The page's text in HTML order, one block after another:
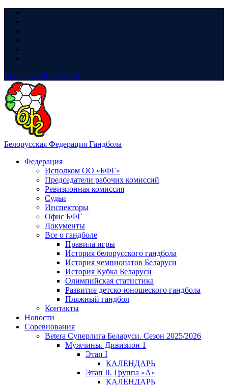
LIVE ТРАНСЛЯЦИЯ
Белорусская Федерация Гандбола
Федерация
Исполком ОО «БФГ»
Председатели рабочих комиссий
Ревизионная комиссия
Судьи
Инспекторы
Офис БФГ
Документы
Все о гандболе
Правила игры
История белорусского гандбола
История чемпионатов Беларуси
История Кубка Беларуси
Олимпийская статистика
Развитие детско-юношеского гандбола
Пляжный гандбол
Контакты
Новости
Соревнования
Betera Суперлига Беларуси. Сезон 2025/2026
Мужчины. Дивизион 1
Этап I
КАЛЕНДАРЬ
Этап II. Группа «А»
КАЛЕНДАРЬ